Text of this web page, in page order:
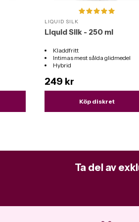
LIQUID SILK
Liquid Silk - 250 ml
Kladdfritt
Intimas mest sålda glidmedel
Hybrid
249 kr
Köp diskret
Ta del av